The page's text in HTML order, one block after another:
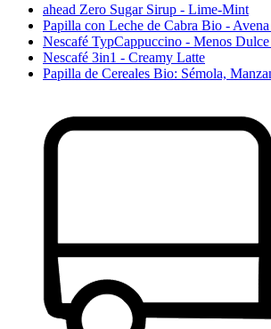
ahead Zero Sugar Sirup - Lime-Mint
Papilla con Leche de Cabra Bio -
Nescafé TypCappuccino - Menos
Nescafé 3in1 - Creamy Latte
Papilla de Cereales Bio: Sémola,